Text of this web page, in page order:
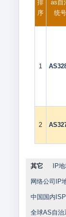
排
序
as自
统
1
2
其它 IP
网络公司IP
中国国内
全球AS自治